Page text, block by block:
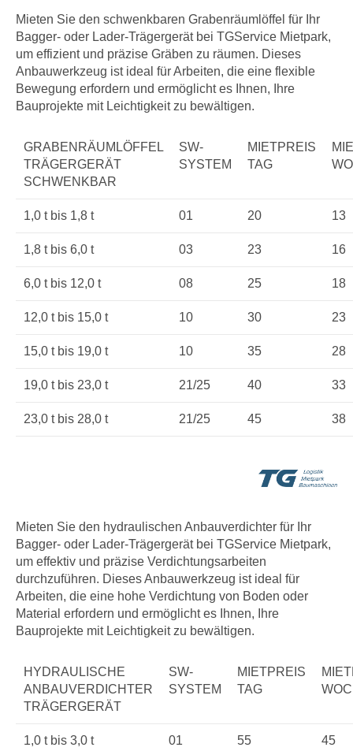
Mieten Sie den schwenkbaren Grabenräumlöffel für Ihr
Bagger- oder Lader-Trägergerät bei TGService Mietpark,
um effizient und präzise Gräben zu räumen. Dieses
Anbauwerkzeug ist ideal für Arbeiten, die eine flexible
Bewegung erfordern und ermöglicht es Ihnen, Ihre
Bauprojekte mit Leichtigkeit zu bewältigen.
GRABENRÄUMLÖFFEL
TRÄGERGERÄT
SCHWENKBAR
SW-
SYSTEM
MIETPREIS
TAG
1,0 t bis 1,8 t 01 20 13
1,8 t bis 6,0 t 03 23 16
6,0 t bis 12,0 t 08 25 18
12,0 t bis 15,0 t 10 30 23
15,0 t bis 19,0 t 10 35 28
19,0 t bis 23,0 t 21/25 40 33
23,0 t bis 28,0 t 21/25 45 38
Mieten Sie den hydraulischen Anbauverdichter für Ihr
Bagger- oder Lader-Trägergerät bei TGService Mietpark,
um effektiv und präzise Verdichtungsarbeiten
durchzuführen. Dieses Anbauwerkzeug ist ideal für
Arbeiten, die eine hohe Verdichtung von Boden oder
Material erfordern und ermöglicht es Ihnen, Ihre
Bauprojekte mit Leichtigkeit zu bewältigen.
HYDRAULISCHE
ANBAUVERDICHTER
TRÄGERGERÄT
SW-
SYSTEM
MIETPREIS
TAG
1,0 t bis 3,0 t 01 55 45